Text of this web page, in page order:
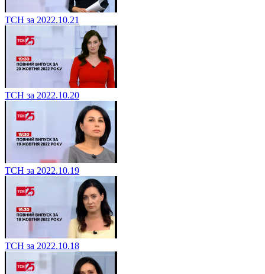
ТСН за 2022.10.21
ТСН за 2022.10.20
ТСН за 2022.10.19
ТСН за 2022.10.18